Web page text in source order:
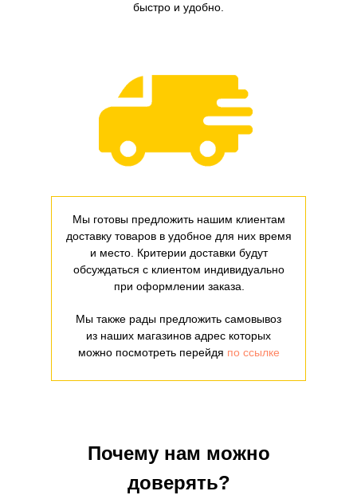
Мы готовы предложить нашим клиентам
доставку товаров в удобное для них время
и место. Критерии доставки будут
обсуждаться с клиентом индивидуально
при оформлении заказа.
Мы также рады предложить самовывоз
из наших магазинов адрес которых
можно посмотреть перейдя по ссылке
быстро и удобно.
Почему нам можно
доверять?